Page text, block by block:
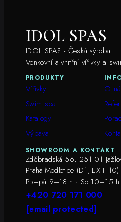
IDOL SPAS
IDOL SPAS - Česká výroba
Venkovní a vnitřní vířivky a
PRODUKTY
Vířivky
Swim spa
Katalogy
Výbava
O
SHOWROOM A KONTAKT
Zděbradská 56, 251 01
Praha-Modletice (D1, EXIT 10)
Po–pá 9–18 h · So 10–15 h
+420 720 171 000
[email protected]